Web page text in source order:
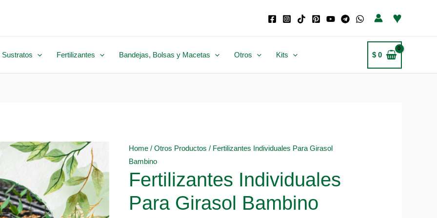
♥
Sustratos Fertilizantes Bandejas, Bolsas y Macetas Otros Kits $0
Home / Otros Productos / Fertilizantes Individuales Para Girasol
Bambino
Fertilizantes Individuales
Para Girasol Bambino